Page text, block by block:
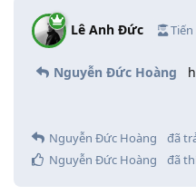
Lê Anh Đức Tiến
Nguyễn Đức Hoàng
Nguyễn Đức Hoàng
đã
Nguyễn Đức Hoàng
đã